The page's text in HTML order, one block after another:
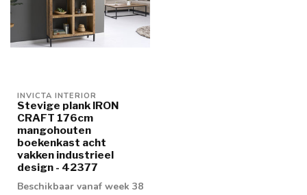
INVICTA INTERIOR
Stevige plank IRON
CRAFT 176cm
mangohouten
boekenkast acht
vakken industrieel
design - 42377
Beschikbaar vanaf week 38